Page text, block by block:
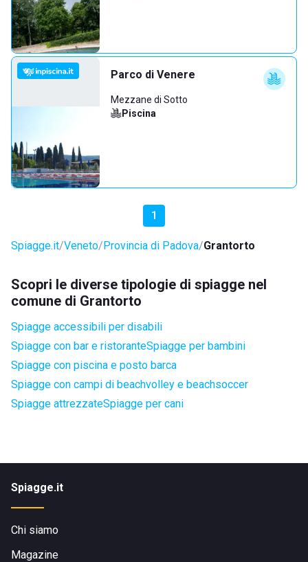
Parco di Venere
Mezzane di Sotto
Piscina
1
Spiagge.it Veneto Provincia di Padova Grantorto
Scopri le diverse tipologie di spiagge nel
comune di Grantorto
Spiagge accessibili per disabili
Spiagge con bar e ristoranteSpiagge per bambini
Spiagge con piscina e posto barca
Spiagge con campi di beachvolley e beachsoccer
Spiagge attrezzateSpiagge per cani
Spiagge.it
Chi siamo
Magazine